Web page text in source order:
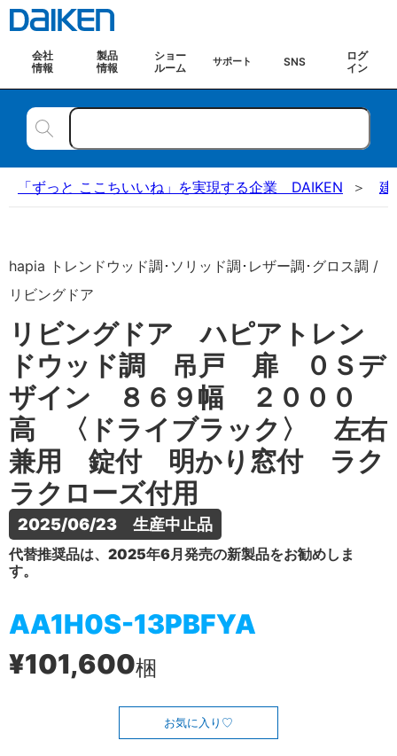
会社
情報
製品
情報
ショー
ルーム
サポート SNS
ログ
イン
「ずっと ここちいいね」を実現する企業 DAIKEN 建
hapia トレンドウッド調･ソリッド調･レザー調･グロス調 /
リビングドア
リビングドア ハピアトレン
ドウッド調 吊戸 扉 ０Ｓデ
ザイン ８６９幅 ２０００
高 〈ドライブラック〉 左右
兼用 錠付 明かり窓付 ラク
ラクローズ付用
2025/06/23　生産中止品
代替推奨品は、2025年6月発売の新製品をお勧めしま
す。
AA1H0S-13PBFYA
¥101,600梱
お気に入り